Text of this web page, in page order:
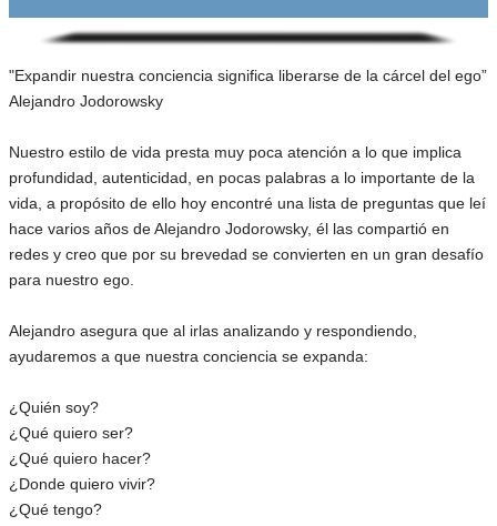
"Expandir nuestra conciencia significa liberarse de la cárcel del ego”
Alejandro Jodorowsky
Nuestro estilo de vida presta muy poca atención a lo que implica
profundidad, autenticidad, en pocas palabras a lo importante de la
vida, a propósito de ello hoy encontré una lista de preguntas que leí
hace varios años de Alejandro Jodorowsky, él las compartió en
redes y creo que por su brevedad se convierten en un gran desafío
para nuestro ego.
Alejandro asegura que al irlas analizando y respondiendo,
ayudaremos a que nuestra conciencia se expanda:
¿Quién soy?
¿Qué quiero ser?
¿Qué quiero hacer?
¿Donde quiero vivir?
¿Qué tengo?